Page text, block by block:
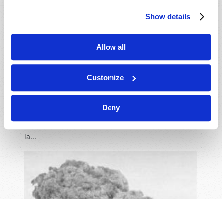
Show details
Allow all
Customize
Deny
LA MONTÉE DE L’ATHÉISME !
Douglas Winnail
et aux croyances chrétiennes – particulièrement
chez les plus riches et les plus éduqués au sein de
la...